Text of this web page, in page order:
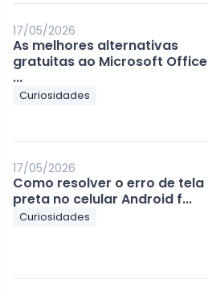
17/05/2026
As melhores alternativas
gratuitas ao Microsoft Office
...
Curiosidades
17/05/2026
Como resolver o erro de tela
preta no celular Android f...
Curiosidades